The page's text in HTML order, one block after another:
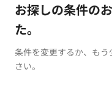
お探しの条件の
た。
条件を変更するか、も
さい。